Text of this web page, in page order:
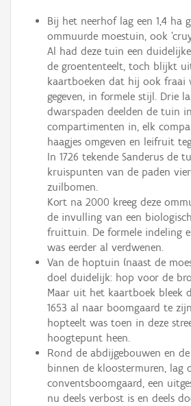
Bij het neerhof lag een 1,4 ha
ommuurde moestuin, ook
Al had deze tuin een
de groententeelt, toch blijkt uit
kaartboeken dat hij ook fraai
gegeven, in formele stijl. Drie
dwarspaden deelden de tuin
compartimenten in, elk
haagjes omgeven en leifruit
In 1726 tekende Sanderus de
kruispunten van de paden
zuilbomen.
Kort na 2000 kreeg deze
de invulling van een
fruittuin. De formele indeling
was eerder al verdwenen.
Van de hoptuin (naast de
doel duidelijk: hop voor de
Maar uit het kaartboek bleek
1653 al naar boomgaard te
hopteelt was toen in deze
hoogtepunt heen.
Rond de abdijgebouwen en
binnen de kloostermuren, lag
conventsboomgaard, een
nu deels verbost is en deels